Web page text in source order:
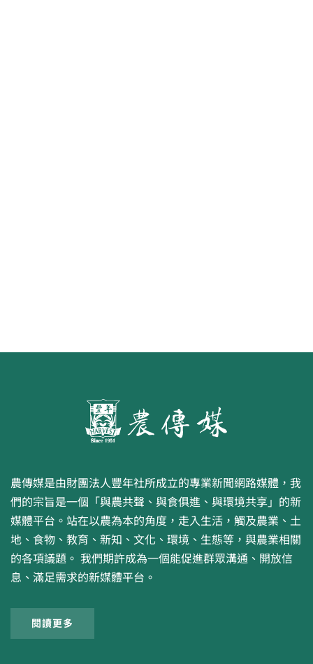
農傳媒是由財團法人豐年社所成立的專業新聞網路媒體，我
們的宗旨是一個「與農共聲、與食俱進、與環境共享」的新
媒體平台。站在以農為本的角度，走入生活，觸及農業、土
地、食物、教育、新知、文化、環境、生態等，與農業相關
的各項議題。 我們期許成為一個能促進群眾溝通、開放信
息、滿足需求的新媒體平台。
閱讀更多